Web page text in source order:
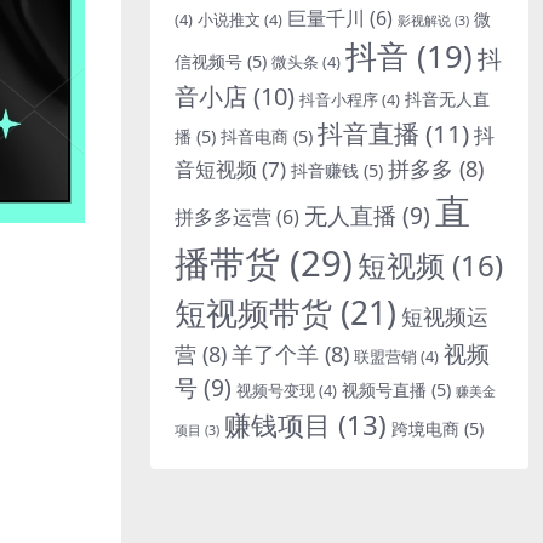
(4) 小说推文 (4) 巨量千川 (6) 影视解说 (3) 微
信视频号 (5) 微头条 (4) 抖音 (19)抖
音小店(10) 抖音小程序(4) 抖音无人直
播 (5) 抖音电商 (5) 抖音直播 (11)抖
音短视频 (7) 抖音赚钱 (5) 拼多多 (8)
拼多多运营(6) 无人直播 (9)直
播带货 (29)短视频 (16)
短视频带货 (21) 短视频运
营 (8)羊了个羊 (8) 联盟营销 (4) 视频
号(9) 视频号变现(4) 视频号直播 (5) 赚美金
项目 (3) 赚钱项目 (13) 跨境电商 (5)